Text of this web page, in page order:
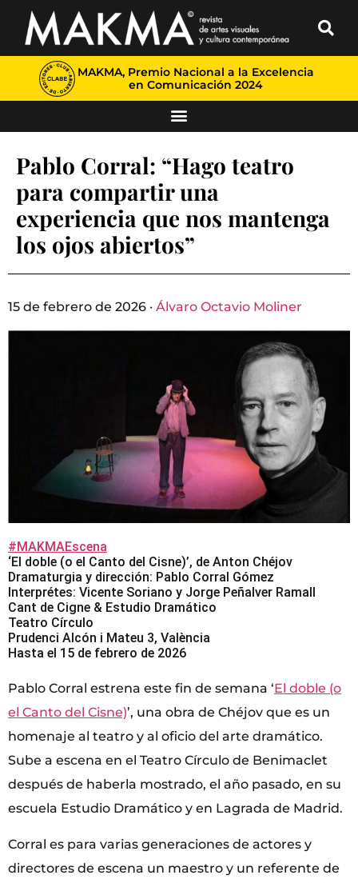
MAKMA, Premio Nacional a la Excelencia
en Comunicación 2024
Pablo Corral: “Hago teatro
para compartir una
experiencia que nos mantenga
los ojos abiertos”
15 de febrero de 2026 · Álvaro Octavio Moliner
#MAKMAEscena
‘El doble (o el Canto del Cisne)’, de Anton Chéjov
Dramaturgia y dirección: Pablo Corral Gómez
Interprétes: Vicente Soriano y Jorge Peñalver Ramall
Cant de Cigne & Estudio Dramático
Teatro Círculo
Prudenci Alcón i Mateu 3, València
Hasta el 15 de febrero de 2026
Pablo Corral estrena este fin de semana ‘El doble (o
el Canto del Cisne)’, una obra de Chéjov que es un
homenaje al teatro y al oficio del arte dramático.
Sube a escena en el Teatro Círculo de Benimaclet
después de haberla mostrado, el año pasado, en su
escuela Estudio Dramático y en Lagrada de Madrid.
Corral es para varias generaciones de actores y
directores de escena un maestro y un referente de